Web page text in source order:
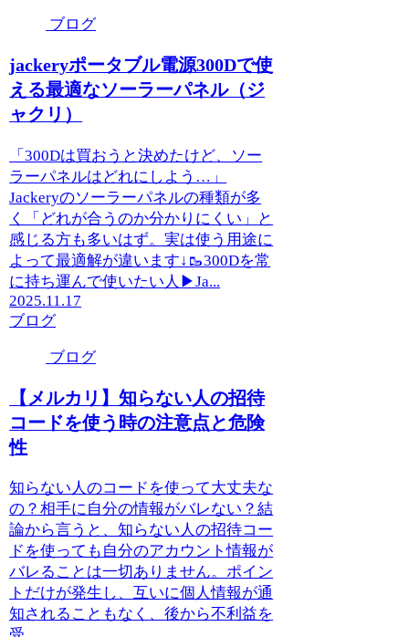
ブログ
jackeryポータブル電源300Dで使
える最適なソーラーパネル（ジ
ャクリ）
「300Dは買おうと決めたけど、ソー
ラーパネルはどれにしよう…」
Jackeryのソーラーパネルの種類が多
く「どれが合うのか分かりにくい」と
感じる方も多いはず。実は使う用途に
よって最適解が違います↓🥾300Dを常
に持ち運んで使いたい人▶︎Ja...
2025.11.17
ブログ
ブログ
【メルカリ】知らない人の招待
コードを使う時の注意点と危険
性
知らない人のコードを使って大丈夫な
の？相手に自分の情報がバレない？結
論から言うと、知らない人の招待コー
ドを使っても自分のアカウント情報が
バレることは一切ありません。ポイン
トだけが発生し、互いに個人情報が通
知されることもなく、後から不利益を